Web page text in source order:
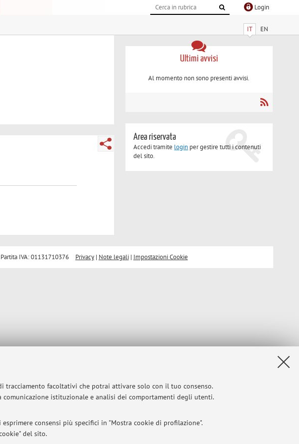
tracciamento facoltativi che potrai attivare solo con il tuo consenso.
istituzionale e analisi dei comportamenti degli utenti.
consensi più specifici in "Mostra cookie di profilazione".
del sito.
Login
IT EN
Ultimi avvisi
Al momento non sono presenti avvisi.
Area riservata
Accedi tramite login per gestire tutti i contenuti
del sito.
IVA: 01131710376 Privacy| Note legali| Impostazioni Cookie